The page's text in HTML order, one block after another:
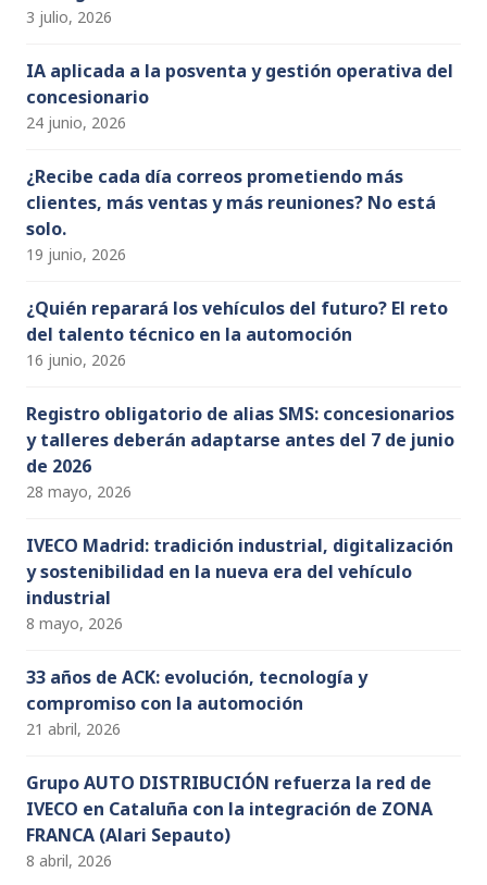
3 julio, 2026
IA aplicada a la posventa y gestión operativa del
concesionario
24 junio, 2026
¿Recibe cada día correos prometiendo más
clientes, más ventas y más reuniones? No está
solo.
19 junio, 2026
¿Quién reparará los vehículos del futuro? El reto
del talento técnico en la automoción
16 junio, 2026
Registro obligatorio de alias SMS: concesionarios
y talleres deberán adaptarse antes del 7 de junio
de 2026
28 mayo, 2026
IVECO Madrid: tradición industrial, digitalización
y sostenibilidad en la nueva era del vehículo
industrial
8 mayo, 2026
33 años de ACK: evolución, tecnología y
compromiso con la automoción
21 abril, 2026
Grupo AUTO DISTRIBUCIÓN refuerza la red de
IVECO en Cataluña con la integración de ZONA
FRANCA (Alari Sepauto)
8 abril, 2026